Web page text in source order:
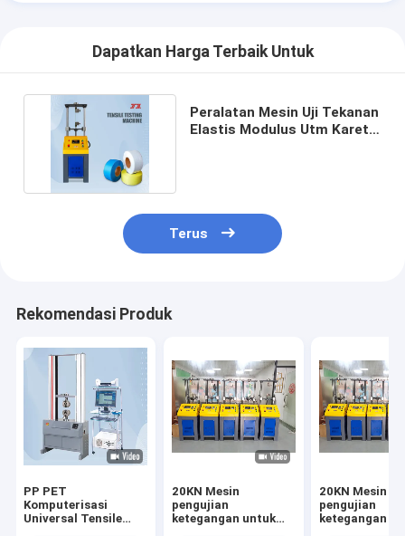
Dapatkan Harga Terbaik Untuk
Peralatan Mesin Uji Tekanan
Elastis Modulus Utm Karet
Terus
Rekomendasi Produk
PP PET
Komputerisasi
Universal Tensile
20KN Mesin
pengujian
ketegangan untuk
20KN Mesin
pengujian
ketegangan